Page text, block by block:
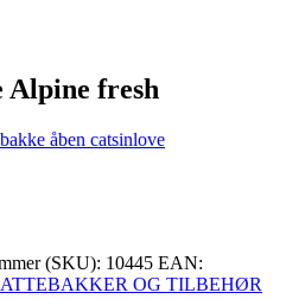
Alpine fresh
åben catsinlove
(SKU): 10445 EAN:
OG TILBEHØR